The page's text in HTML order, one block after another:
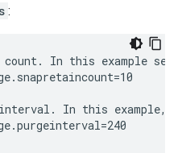
:
count. In this example
In this example,